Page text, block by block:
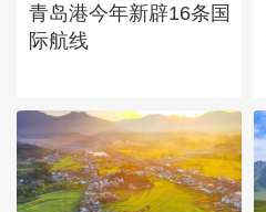
青岛港今年新辟16条国
际航线